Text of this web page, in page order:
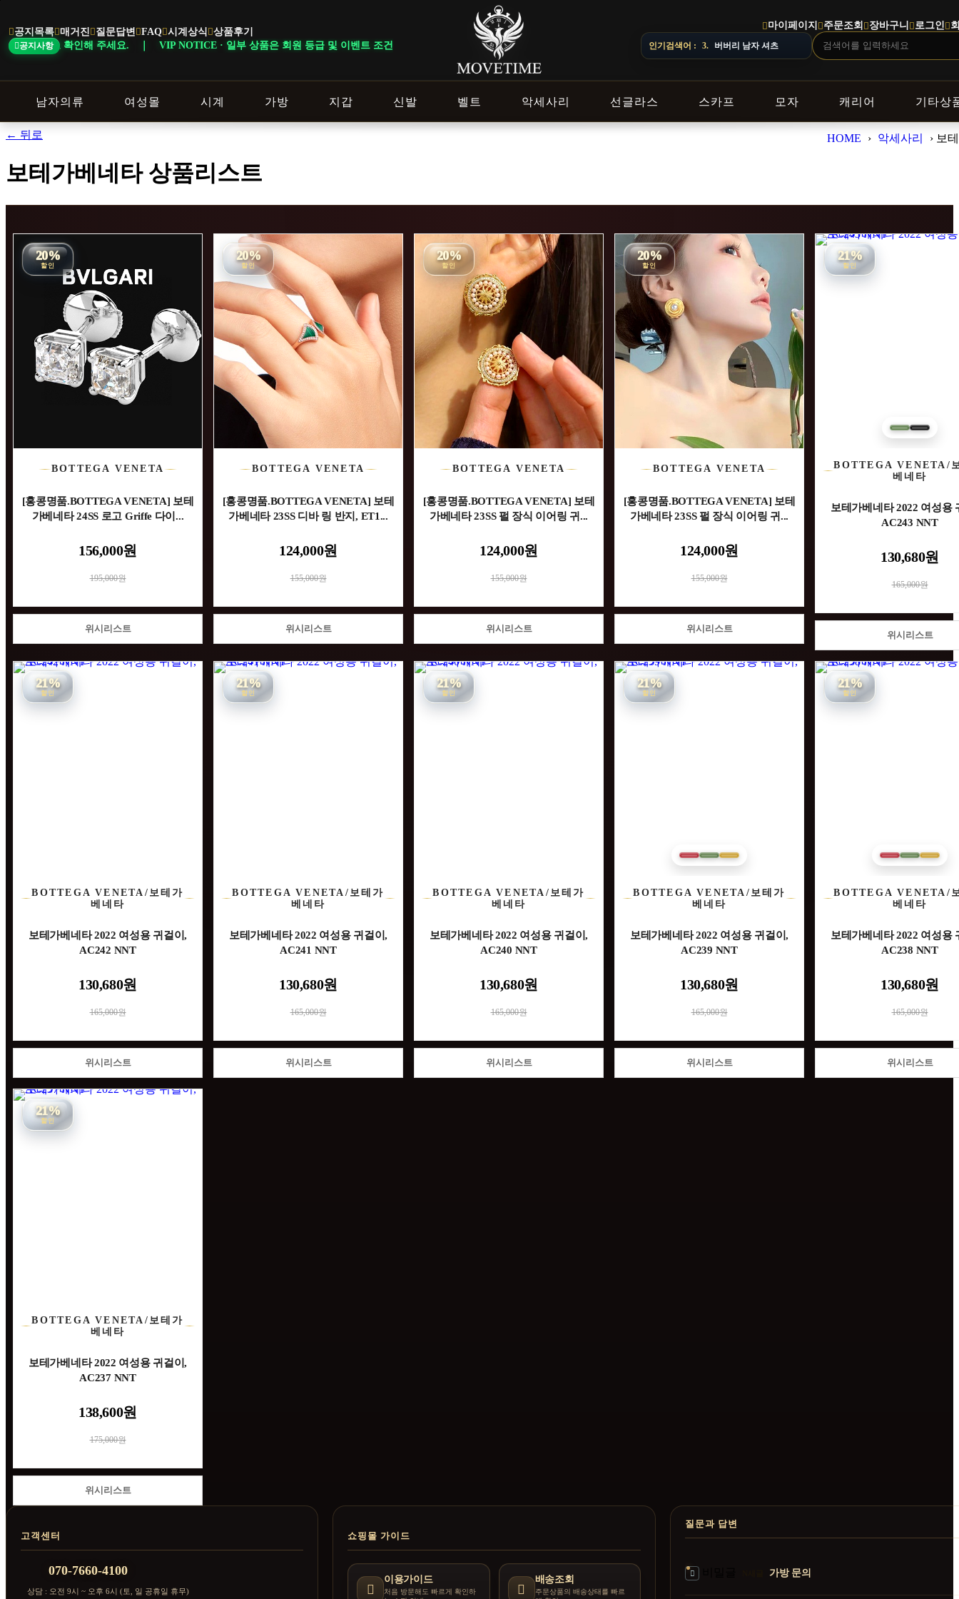
공지목록 매거진 질문답변 FAQ 시계상식 상품후기
공지사항
주세요. ｜ VIP NOTICE · 일부 상품은 회원 등급 및 이벤트 조건에 따라 혜택이 다르게 적용됩니다. ｜ DELIVERY NOTICE · 지역에 따라 배송 일정이 달라질 수 있으니 주문 전 상담창으로 문의해 주세요.
마이페이지 주문조회 장바구니 로그인
인기검색어 : 3. 버버리 남자 셔츠
남자의류 여성몰 시계 가방 지갑 신발 벨트 악세사리 선글라스 스카프 모자 캐리어 기타상
바
로
기
← 뒤로 HOME › 악세사리 › 보
보테가베네타 상품리스트
20%
할인
BOTTEGA VENETA
[홍콩명품.BOTTEGA VENETA] 보테
가베네타 24SS 로고 Griffe 다이...
156,000원
195,000원
위시리스트
20%
할인
BOTTEGA VENETA
[홍콩명품.BOTTEGA VENETA] 보테
가베네타 23SS 디바 링 반지, ET1...
124,000원
155,000원
위시리스트
20%
할인
BOTTEGA VENETA
[홍콩명품.BOTTEGA VENETA] 보테
가베네타 23SS 펄 장식 이어링 귀...
124,000원
155,000원
위시리스트
20%
할인
BOTTEGA VENETA
[홍콩명품.BOTTEGA VENETA] 보테
가베네타 23SS 펄 장식 이어링 귀...
124,000원
155,000원
위시리스트
21%
할인
BOTTEGA VENETA/
베네타
보테가베네타 2022 여성용
AC243 NNT
130,680원
165,000원
위시리스트
21%
할인
BOTTEGA VENETA/보테가
베네타
보테가베네타 2022 여성용 귀걸이,
AC242 NNT
130,680원
165,000원
위시리스트
21%
할인
BOTTEGA VENETA/보테가
베네타
보테가베네타 2022 여성용 귀걸이,
AC241 NNT
130,680원
165,000원
위시리스트
21%
할인
BOTTEGA VENETA/보테가
베네타
보테가베네타 2022 여성용 귀걸이,
AC240 NNT
130,680원
165,000원
위시리스트
21%
할인
BOTTEGA VENETA/보테가
베네타
보테가베네타 2022 여성용 귀걸이,
AC239 NNT
130,680원
165,000원
위시리스트
21%
할인
BOTTEGA VENETA/
베네타
보테가베네타 2022 여성용
AC238 NNT
130,680원
165,000원
위시리스트
21%
할인
BOTTEGA VENETA/보테가
베네타
보테가베네타 2022 여성용 귀걸이,
AC237 NNT
138,600원
175,000원
위시리스트
고객센터
070-7660-4100
상담 : 오전 9시 ~ 오후 6시 (토, 일 공휴일 휴무)
쇼핑몰 가이드
이용가이드
처음 방문해도 빠르게 확인하
배송조회
주문상품의 배송상태를 빠르
질문과 답변
가방 문의